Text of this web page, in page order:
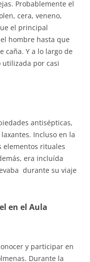
Probablemente el
cera, veneno,
el principal
hombre hasta que
caña. Y a lo largo de
por casi
antisépticas,
Incluso en la
elementos rituales
era incluída
durante su viaje
en el Aula
y participar en
Durante la